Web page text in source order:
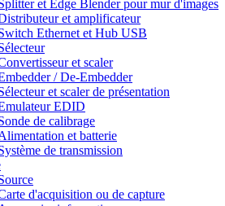
et Edge Blender pour mur d'images
et amplificateur
Ethernet et Hub USB
et scaler
/ De-Embedder
et scaler de présentation
EDID
de calibrage
et batterie
de transmission
d'acquisition ou de capture